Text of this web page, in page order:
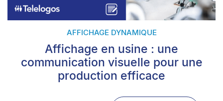
AFFICHAGE DYNAMIQUE
Affichage en usine : une
communication visuelle pour une
production efficace